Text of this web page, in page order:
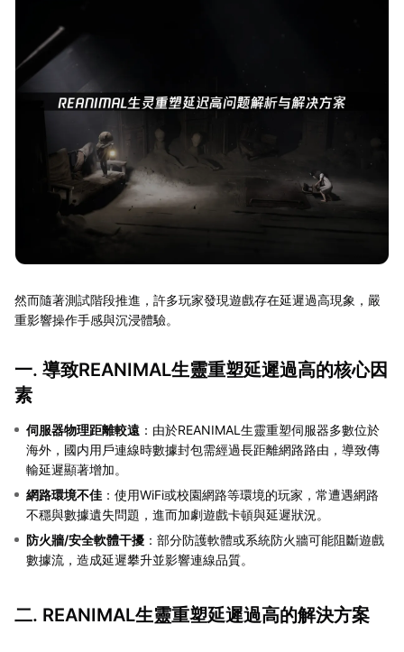
然而隨著測試階段推進，許多玩家發現遊戲存在延遲過高現象，嚴
重影響操作手感與沉浸體驗。
一. 導致REANIMAL生靈重塑延遲過高的核心因
素
伺服器物理距離較遠 ：由於REANIMAL生靈重塑伺服器多數位於
海外，國内用戶連線時數據封包需經過長距離網路路由，導致傳
輸延遲顯著增加。
網路環境不佳 ：使用WiFi或校園網路等環境的玩家，常遭遇網路
不穩與數據遺失問題，進而加劇遊戲卡頓與延遲狀況。
防火牆/安全軟體干擾 ：部分防護軟體或系統防火牆可能阻斷遊戲
數據流，造成延遲攀升並影響連線品質。
二. REANIMAL生靈重塑延遲過高的解決方案